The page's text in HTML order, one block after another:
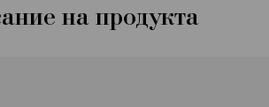
на продукта